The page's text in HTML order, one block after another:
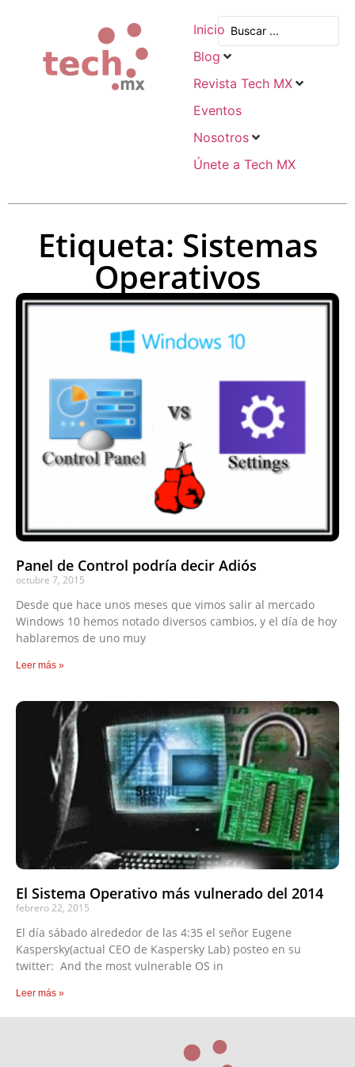
Inicio
Blog
Revista Tech MX
Eventos
Nosotros
Únete a Tech MX
Etiqueta: Sistemas
Operativos
Panel de Control podría decir Adiós
octubre 7, 2015
Desde que hace unos meses que vimos salir al mercado
Windows 10 hemos notado diversos cambios, y el día de hoy
hablaremos de uno muy
Leer más »
El Sistema Operativo más vulnerado del 2014
febrero 22, 2015
El día sábado alrededor de las 4:35 el señor Eugene
Kaspersky(actual CEO de Kaspersky Lab) posteo en su
twitter: And the most vulnerable OS in
Leer más »